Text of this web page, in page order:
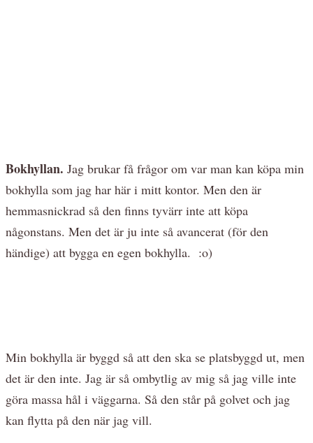
Bokhyllan. Jag brukar få frågor om var man kan köpa min
bokhylla som jag har här i mitt kontor. Men den är
hemmasnickrad så den finns tyvärr inte att köpa
någonstans. Men det är ju inte så avancerat (för den
händige) att bygga en egen bokhylla. :o)
Min bokhylla är byggd så att den ska se platsbyggd ut, men
det är den inte. Jag är så ombytlig av mig så jag ville inte
göra massa hål i väggarna. Så den står på golvet och jag
kan flytta på den när jag vill.